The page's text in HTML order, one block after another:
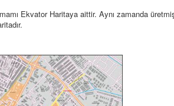
Ekvator Haritaya aittir. Aynı zamanda